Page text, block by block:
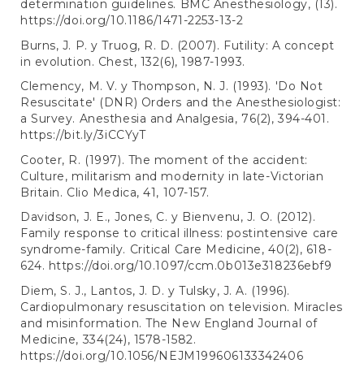
determination guidelines. BMC Anesthesiology, (13).
https://doi.org/10.1186/1471-2253-13-2
Burns, J. P. y Truog, R. D. (2007). Futility: A concept
in evolution. Chest, 132(6), 1987-1993.
Clemency, M. V. y Thompson, N. J. (1993). 'Do Not
Resuscitate' (DNR) Orders and the Anesthesiologist:
a Survey. Anesthesia and Analgesia, 76(2), 394-401.
https://bit.ly/3iCCYyT
Cooter, R. (1997). The moment of the accident:
Culture, militarism and modernity in late-Victorian
Britain. Clio Medica, 41, 107-157.
Davidson, J. E., Jones, C. y Bienvenu, J. O. (2012).
Family response to critical illness: postintensive care
syndrome-family. Critical Care Medicine, 40(2), 618-
624. https://doi.org/10.1097/ccm.0b013e318236ebf9
Diem, S. J., Lantos, J. D. y Tulsky, J. A. (1996).
Cardiopulmonary resuscitation on television. Miracles
and misinformation. The New England Journal of
Medicine, 334(24), 1578-1582.
https://doi.org/10.1056/NEJM199606133342406